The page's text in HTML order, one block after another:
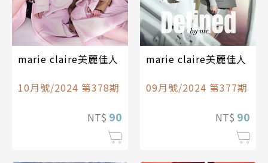
marie claire美麗佳人
10月號/2024 第378期
NT$ 90
marie claire美麗佳人
09月號/2024 第377期
NT$ 90